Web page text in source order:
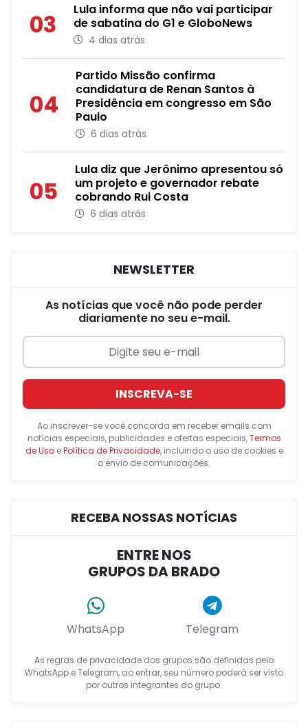
03
Lula informa que não vai participar
de sabatina do G1 e GloboNews
4 dias atrás
04
Partido Missão confirma
candidatura de Renan Santos à
Presidência em congresso em São
Paulo
6 dias atrás
05
Lula diz que Jerônimo apresentou só
um projeto e governador rebate
cobrando Rui Costa
6 dias atrás
NEWSLETTER
As notícias que você não pode perder
diariamente no seu e-mail.
INSCREVA-SE
Ao inscrever-se você concorda em receber emails com
notícias especiais, publicidades e ofertas especiais,Termos
de UsoePolítica de Privacidade, incluindo o uso de cookies e
o envio de comunicações.
RECEBA NOSSAS NOTÍCIAS
ENTRE NOS
GRUPOS DA BRADO
WhatsApp Telegram
As regras de privacidade dos grupos são definidas pelo
WhatsApp e Telegram, ao entrar, seu número poderá ser visto
por outros integrantes do grupo.